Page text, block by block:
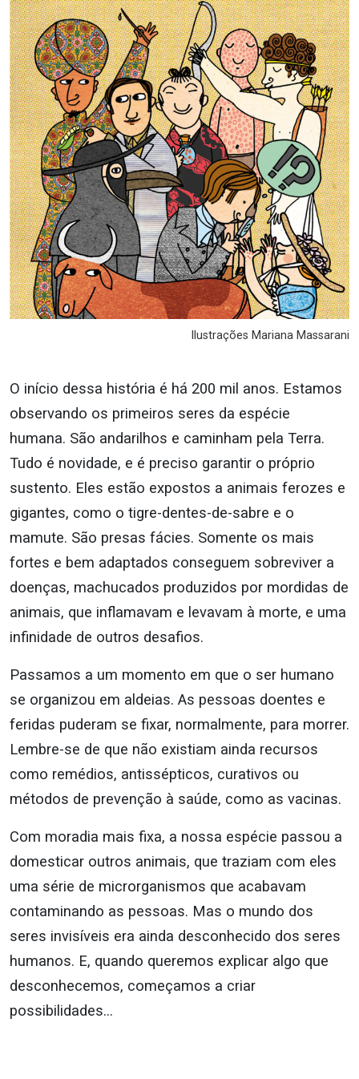
Ilustrações Mariana Massarani
O início dessa história é há 200 mil anos. Estamos
observando os primeiros seres da espécie
humana. São andarilhos e caminham pela Terra.
Tudo é novidade, e é preciso garantir o próprio
sustento. Eles estão expostos a animais ferozes e
gigantes, como o tigre-dentes-de-sabre e o
mamute. São presas fácies. Somente os mais
fortes e bem adaptados conseguem sobreviver a
doenças, machucados produzidos por mordidas de
animais, que inflamavam e levavam à morte, e uma
infinidade de outros desafios.
Passamos a um momento em que o ser humano
se organizou em aldeias. As pessoas doentes e
feridas puderam se fixar, normalmente, para morrer.
Lembre-se de que não existiam ainda recursos
como remédios, antissépticos, curativos ou
métodos de prevenção à saúde, como as vacinas.
Com moradia mais fixa, a nossa espécie passou a
domesticar outros animais, que traziam com eles
uma série de microrganismos que acabavam
contaminando as pessoas. Mas o mundo dos
seres invisíveis era ainda desconhecido dos seres
humanos. E, quando queremos explicar algo que
desconhecemos, começamos a criar
possibilidades…